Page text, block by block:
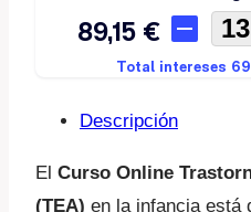
Descripción
El Curso Online
(TEA) en la infancia está